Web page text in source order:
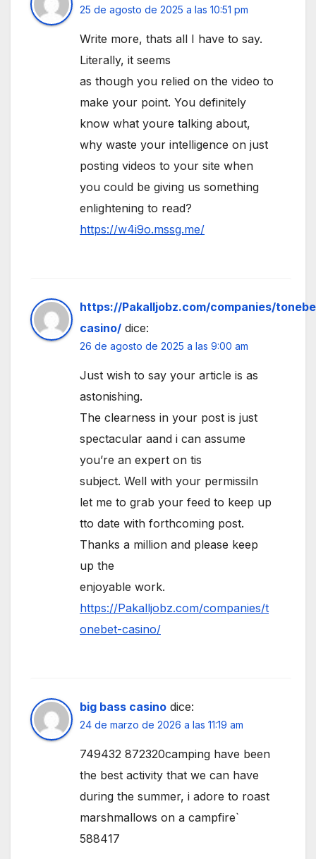
25 de agosto de 2025 a las 10:51 pm
Write more, thats all I have to say.
Literally, it seems
as though you relied on the video to
make your point. You definitely
know what youre talking about,
why waste your intelligence on just
posting videos to your site when
you could be giving us something
enlightening to read?
https://w4i9o.mssg.me/
https://Pakalljobz.com/companies/
casino/ dice:
26 de agosto de 2025 a las 9:00 am
Just wish to say your article is as
astonishing.
The clearness in your post is just
spectacular aand i can assume
you’re an expert on tis
subject. Well with your permissiln
let me to grab your feed to keep up
tto date with forthcoming post.
Thanks a million and please keep
up the
enjoyable work.
https://Pakalljobz.com/companies/t
onebet-casino/
big bass casino dice:
24 de marzo de 2026 a las 11:19 am
749432 872320camping have been
the best activity that we can have
during the summer, i adore to roast
marshmallows on a campfire`
588417